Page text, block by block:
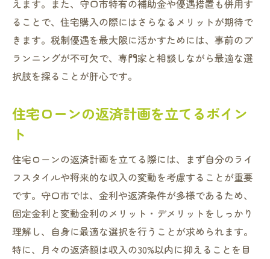
えます。また、守口市特有の補助金や優遇措置も併用す
ることで、住宅購入の際にはさらなるメリットが期待で
きます。税制優遇を最大限に活かすためには、事前のプ
ランニングが不可欠で、専門家と相談しながら最適な選
択肢を探ることが肝心です。
住宅ローンの返済計画を立てるポイン
ト
住宅ローンの返済計画を立てる際には、まず自分のライ
フスタイルや将来的な収入の変動を考慮することが重要
です。守口市では、金利や返済条件が多様であるため、
固定金利と変動金利のメリット・デメリットをしっかり
理解し、自身に最適な選択を行うことが求められます。
特に、月々の返済額は収入の30%以内に抑えることを目